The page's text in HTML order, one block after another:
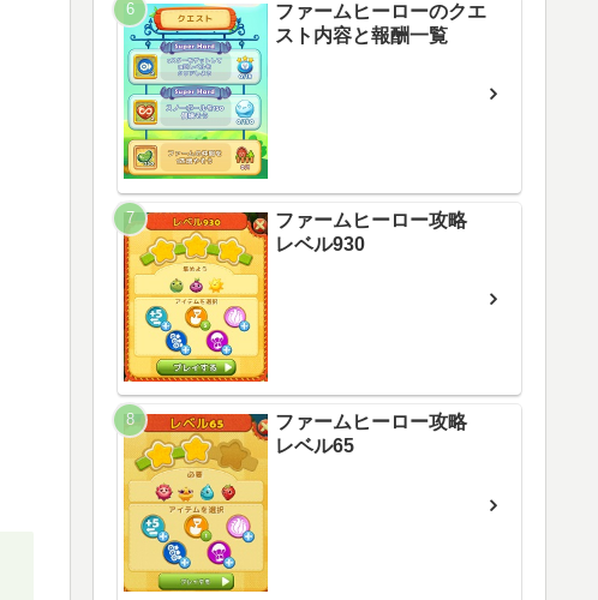
ファームヒーローのクエ
スト内容と報酬一覧
ファームヒーロー攻略
レベル930
ファームヒーロー攻略
レベル65